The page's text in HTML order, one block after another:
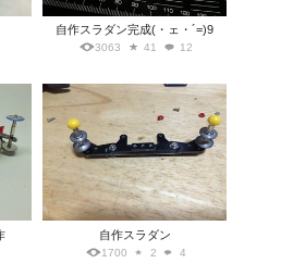
自作スラダン完成(・ェ・´=)9
3063 41 12
自作スラダン
1700 2 4